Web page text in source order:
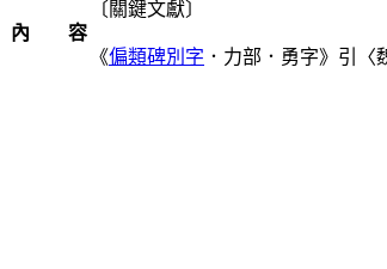
內 容
〔關鍵文獻〕
《偏類碑別字 ．力部．勇字》引〈